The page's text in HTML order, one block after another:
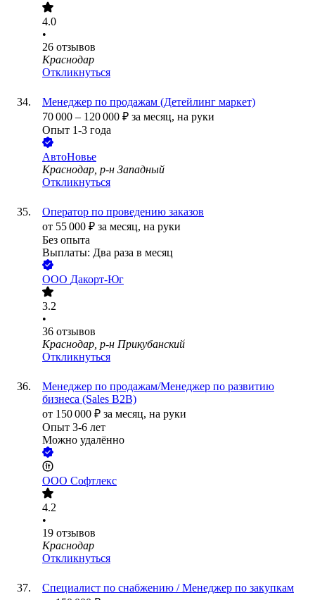
4.0
•
26 отзывов
Краснодар
Откликнуться
Менеджер по продажам (Детейлинг маркет)
70 000 – 120 000 ₽ за месяц, на руки
Опыт 1-3 года
АвтоНовье
Краснодар, р-н Западный
Откликнуться
Оператор по проведению заказов
от 55 000 ₽ за месяц, на руки
Без опыта
Выплаты: Два раза в месяц
ООО Дакорт-Юг
3.2
•
36 отзывов
Краснодар, р-н Прикубанский
Откликнуться
Менеджер по продажам/Менеджер по развитию
бизнеса (Sales B2B)
от 150 000 ₽ за месяц, на руки
Опыт 3-6 лет
Можно удалённо
ООО Софтлекс
4.2
•
19 отзывов
Краснодар
Откликнуться
Специалист по снабжению / Менеджер по закупкам